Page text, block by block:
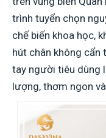
trình tuyển chọn
chế biến khoa học,
hút chân không cẩn
tay người tiêu dùng
lượng, thơm ngon